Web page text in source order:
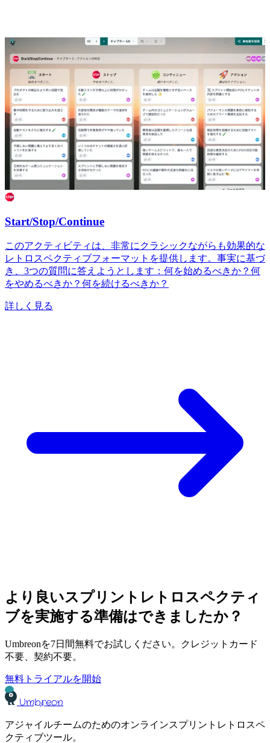
Start/Stop/Continue
このアクティビティは、非常にクラシックながらも効果的な
レトロスペクティブフォーマットを提供します。事実に基づ
き、3つの質問に答えようとします：何を始めるべきか？何
をやめるべきか？何を続けるべきか？
詳しく見る
より良いスプリントレトロスペクティ
ブを実施する準備はできましたか？
Umbreonを7日間無料でお試しください。クレジットカード
不要、契約不要。
無料トライアルを開始
Umbreon
アジャイルチームのためのオンラインスプリントレトロスペ
クティブツール。